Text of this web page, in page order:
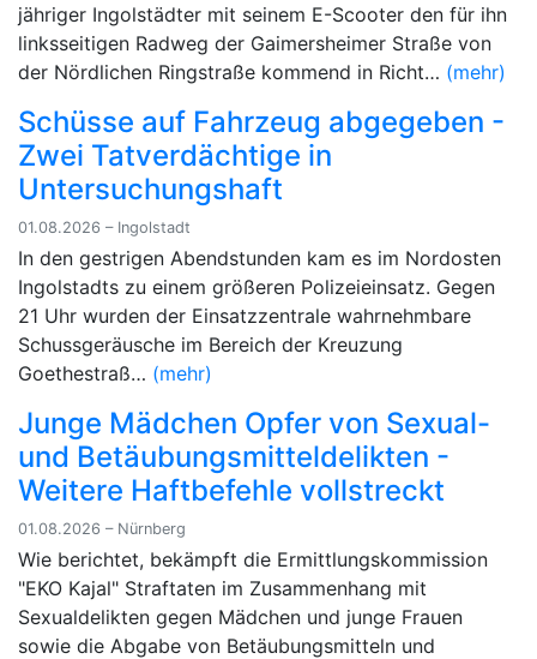
jähriger Ingolstädter mit seinem E-Scooter den für ihn
linksseitigen Radweg der Gaimersheimer Straße von
der Nördlichen Ringstraße kommend in Richt… (mehr)
Schüsse auf Fahrzeug abgegeben -
Zwei Tatverdächtige in
Untersuchungshaft
01.08.2026 – Ingolstadt
In den gestrigen Abendstunden kam es im Nordosten
Ingolstadts zu einem größeren Polizeieinsatz. Gegen
21 Uhr wurden der Einsatzzentrale wahrnehmbare
Schussgeräusche im Bereich der Kreuzung
Goethestraß… (mehr)
Junge Mädchen Opfer von Sexual-
und Betäubungsmitteldelikten -
Weitere Haftbefehle vollstreckt
01.08.2026 – Nürnberg
Wie berichtet, bekämpft die Ermittlungskommission
"EKO Kajal" Straftaten im Zusammenhang mit
Sexualdelikten gegen Mädchen und junge Frauen
sowie die Abgabe von Betäubungsmitteln und